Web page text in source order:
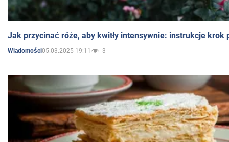
Jak przycinać róże, aby kwitły intensywnie: instrukcje krok
Wiadomości05.03.2025 19:11 3